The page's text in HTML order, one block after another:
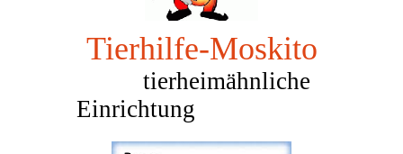
Tierhilfe-Moskito
tierheimähnliche
Einrichtung